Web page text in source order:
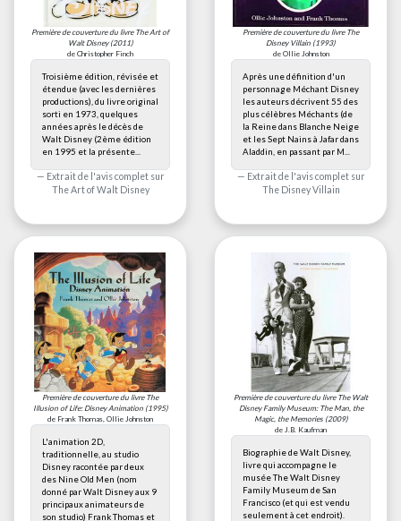
Première de couverture du livre The Art of
Walt Disney(2011)
de Christopher Finch
Troisième édition, révisée et
étendue (avec les dernières
productions), du livre original
sorti en 1973, quelques
années après le décès de
Walt Disney (2ème édition
en 1995 et la présente...
Extrait de l'avis complet sur
The Art of Walt Disney
Première de couverture du livre The
Disney Villain (1993)
de Ollie Johnston
Après une définition d'un
personnage Méchant Disney
les auteurs décrivent 55 des
plus célèbres Méchants (de
la Reine dans Blanche Neige
et les Sept Nains à Jafar dans
Aladdin, en passant par M...
Extrait de l'avis complet sur
The Disney Villain
Première de couverture du livre The
Illusion of Life: Disney Animation(1995)
de Frank Thomas, Ollie Johnston
L'animation 2D,
traditionnelle, au studio
Disney racontée par deux
des Nine Old Men (nom
donné par Walt Disney aux 9
principaux animateurs de
son studio) Frank Thomas et
Première de couverture du livre The Walt
Disney Family Museum: The Man, the
Magic, the Memories(2009)
de J.B. Kaufman
Biographie de Walt Disney,
livre qui accompagne le
musée The Walt Disney
Family Museum de San
Francisco (et qui est vendu
seulement à cet endroit).